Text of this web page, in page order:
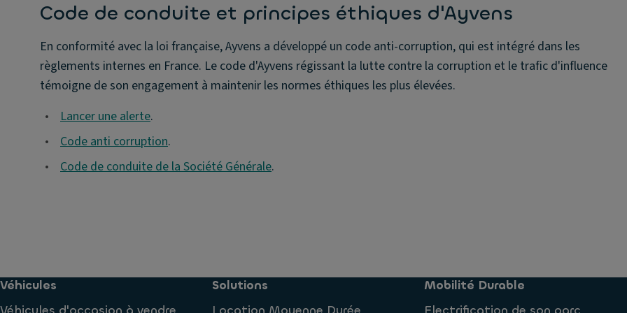
Code de conduite et principes éthiques d'Ayvens
En conformité avec la loi française, Ayvens a développé un code anti-corruption, qui est intégré dans les
règlements internes en France. Le code d'Ayvens régissant la lutte contre la corruption et le trafic d'influence
témoigne de son engagement à maintenir les normes éthiques les plus élevées.
•
Lancer une alerte.
•
Code anti corruption.
•
Code de conduite de la Société Générale.
Véhicules
Solutions
Mobilité Durable